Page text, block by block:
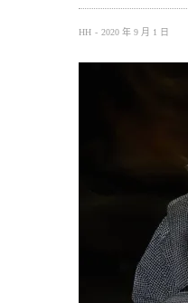
HH 2020 年 9 月 1 日